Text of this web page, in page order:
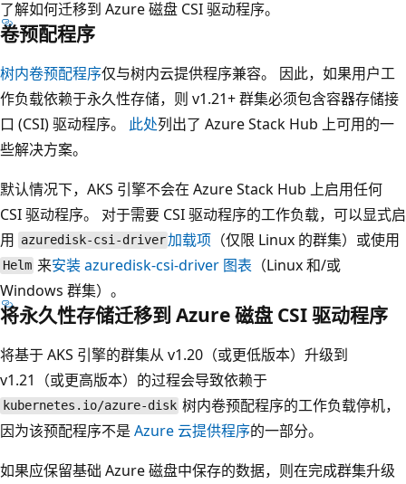
了解如何迁移到 Azure 磁盘 CSI 驱动程序。
卷预配程序
树内卷预配程序仅与树内云提供程序兼容。 因此，如果用户工
作负载依赖于永久性存储，则 v1.21+ 群集必须包含容器存储接
口 (CSI) 驱动程序。 此处列出了 Azure Stack Hub 上可用的一
些解决方案。
默认情况下，AKS 引擎不会在 Azure Stack Hub 上启用任何
CSI 驱动程序。 对于需要 CSI 驱动程序的工作负载，可以显式启
用 azuredisk-csi-driver加载项 （仅限 Linux 的群集）或使用
Helm 来安装azuredisk-csi-driver 图表 （Linux 和/或
Windows 群集）。
将永久性存储迁移到 Azure 磁盘 CSI 驱动程序
将基于 AKS 引擎的群集从 v1.20（或更低版本）升级到
v1.21（或更高版本）的过程会导致依赖于
kubernetes.io/azure-disk 树内卷预配程序的工作负载停机，
因为该预配程序不是 Azure 云提供程序的一部分。
如果应保留基础 Azure 磁盘中保存的数据，则在完成群集升级